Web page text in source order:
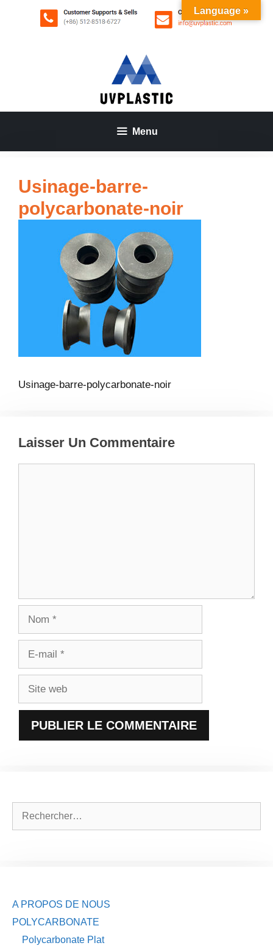
Menu
Usinage-barre-
polycarbonate-noir
Usinage-barre-polycarbonate-noir
Laisser Un Commentaire
A PROPOS DE NOUS
POLYCARBONATE
Polycarbonate Plat
Language »